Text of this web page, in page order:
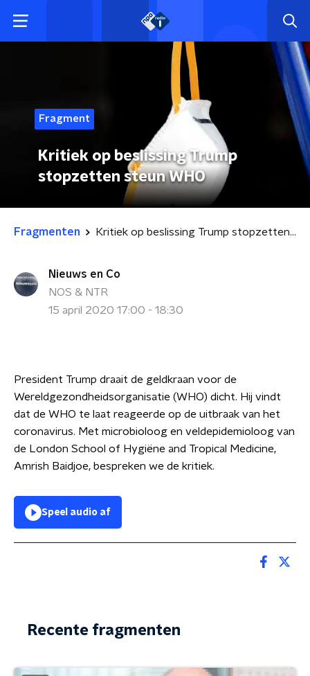
Fragment
Kritiek op beslissing Trump
stopzetten steun WHO
Fragmenten Kritiek op beslissing Trump stopzetten steun WHO
Nieuws en Co
NOS & NTR
15 april 2020 17:00 - 18:30
President Trump draait de geldkraan voor de
Wereldgezondheidsorganisatie (WHO) dicht. Hij vindt
dat de WHO te laat reageerde op de uitbraak van het
coronavirus. Met microbioloog en veldepidemioloog van
de London School of Hygiëne and Tropical Medicine,
Amrish Baidjoe, bespreken we de kritiek.
Speel audio af
Recente fragmenten